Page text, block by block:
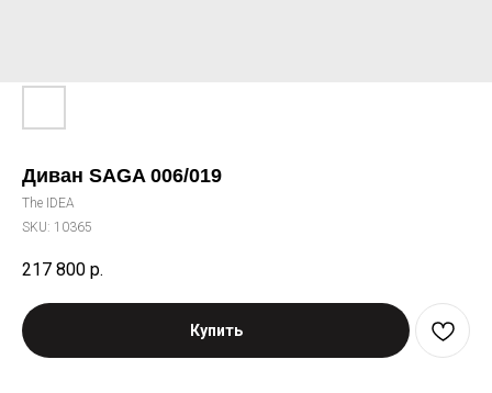
Диван SAGA 006/019
The IDEA
SKU: 10365
217 800 р.
Купить